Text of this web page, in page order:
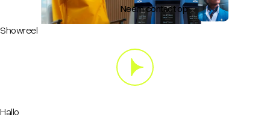
Neem contact op
Showreel
Hallo